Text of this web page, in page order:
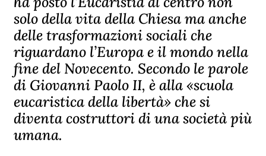
solo della vita della Chiesa ma anche
delle trasformazioni sociali che
riguardano l’Europa e il mondo nella
fine del Novecento. Secondo le parole
di Giovanni Paolo II, è alla «scuola
eucaristica della libertà» che si
diventa costruttori di una società più
umana.